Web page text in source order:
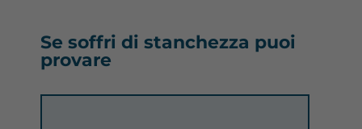
Se soffri di stanchezza puoi
provare